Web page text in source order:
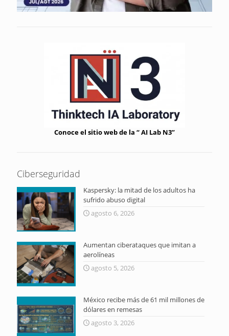
Conoce el sitio web de la “ AI Lab N3”
Ciberseguridad
Kaspersky: la mitad de los adultos ha
sufrido abuso digital
agosto 6, 2026
Aumentan ciberataques que imitan a
aerolíneas
agosto 5, 2026
México recibe más de 61 mil millones de
dólares en remesas
agosto 3, 2026